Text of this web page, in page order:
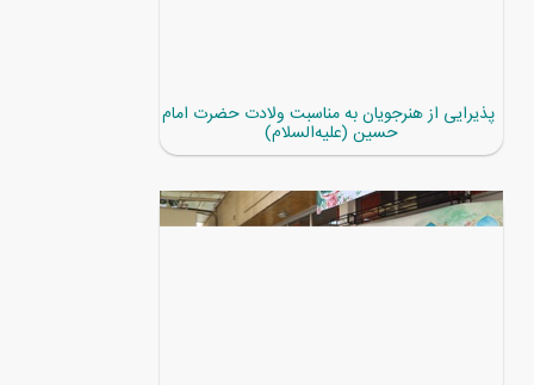
پذیرایی از هنرجویان به مناسبت ولادت حضرت امام
حسین (علیه‌السلام)